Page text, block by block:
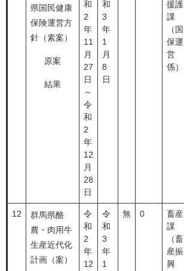
県国民健康
保険運営方
針（素案）
原案
結果
和
2
年
11
月
27
日
～
令
和
2
年
12
月
28
日
和
3
年
1
月
8
日
援護
課
（国
保運
営
係）
12
群馬県酪
農・肉用牛
生産近代化
計画（案）
令
和
2
年
12
令
和
3
年
1
無 0
畜産
課
（畜
産振
興